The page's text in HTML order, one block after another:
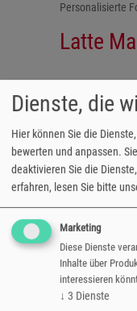
Personalisierte
Latte
Genuss mit Stil
Das ideale
oder zum
Latte
Keramiktasse
großflächigen
Höhe:
- oben
- unten 6
Dienste, die
Hier können Sie die
bewerten und anpassen.
deaktivieren Sie die
erfahren, lesen Sie bitte
Marketing
Diese Dienste
Inhalte über
interessieren
↓ 3 Dienste